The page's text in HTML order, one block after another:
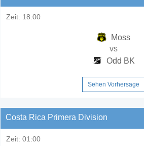
Zeit: 18:00
Moss
vs
Odd BK
Sehen Vorhersage
Costa Rica Primera Division
Zeit: 01:00